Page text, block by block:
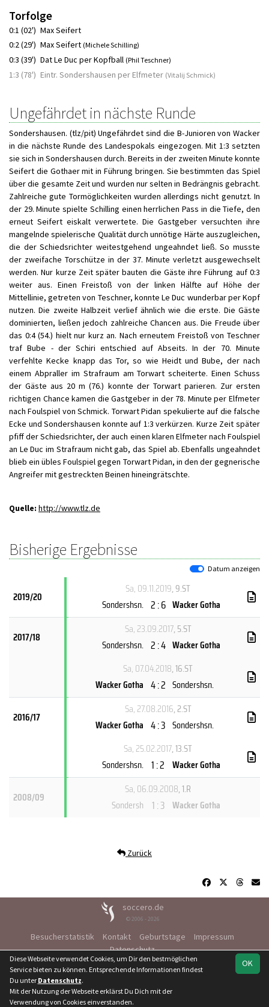
Team Landesliga
Torfolge
0:1 (02') Max Seifert
0:2 (29') Max Seifert (Michele Schilling)
0:3 (39') Dat Le Duc per Kopfball (Phil Teschner)
1:3 (78') Eintr. Sondershausen per Elfmeter (Vitalij Schmick)
Ungefährdet in nächste Runde
Sondershausen. (tlz/pit) Ungefährdet sind die B-Junioren von Wacker
in die nächste Runde des Landespokals eingezogen. Mit 1:3 setzten
sie sich in Sondershausen durch. Bereits in der zweiten Minute konnte
Seifert die Gothaer mit in Führung bringen. Sie bestimmten das Spiel
über die gesamte Zeit und wurden nur selten in Bedrängnis gebracht.
Zahlreiche gute Tormöglichkeiten wurden allerdings nicht genutzt. In
der 29. Minute spielte Schilling einen herrlichen Pass in die Tiefe, den
erneut Seifert eiskalt verwertete. Die Gastgeber versuchten ihre
mangelnde spielerische Qualität durch unnötige Härte auszugleichen,
die der Schiedsrichter weitestgehend ungeahndet ließ. So musste
der zweifache Torschütze in der 37. Minute verletzt ausgewechselt
werden. Nur kurze Zeit später bauten die Gäste ihre Führung auf 0:3
weiter aus. Einen Freistoß von der linken Hälfte auf Höhe der
Mittellinie, getreten von Teschner, konnte Le Duc wunderbar per Kopf
nutzen. Die zweite Halbzeit verlief ähnlich wie die erste. Die Gäste
dominierten, ließen jedoch zahlreiche Chancen aus. Die Freude über
das 0:4 (54.) hielt nur kurz an. Nach erneutem Freistoß von Teschner
traf Bube - der Schiri entschied auf Abseits. In der 70. Minute
verfehlte Kecke knapp das Tor, so wie Heidt und Bube, der nach
einem Abpraller im Strafraum am Torwart scheiterte. Einen Schuss
der Gäste aus 20 m (76.) konnte der Torwart parieren. Zur ersten
richtigen Chance kamen die Gastgeber in der 78. Minute per Elfmeter
nach Foulspiel von Schmick. Torwart Pidan spekulierte auf die falsche
Ecke und Sondershausen konnte auf 1:3 verkürzen. Kurze Zeit später
pfiff der Schiedsrichter, der auch einen klaren Elfmeter nach Foulspiel
an Le Duc im Strafraum nicht gab, das Spiel ab. Ebenfalls ungeahndet
blieb ein übles Foulspiel gegen Torwart Pidan, in den der gegnerische
Angreifer mit gestreckten Beinen hineingrätschte.
Quelle: http://www.tlz.de
Bisherige Ergebnisse
Datum anzeigen
2019/20
Sa, 09.11.2019, 9.ST
Sondershsn. 2 : 6 Wacker Gotha
2017/18
Sa, 23.09.2017, 5.ST
Sondershsn. 2 : 4 Wacker Gotha
Sa, 07.04.2018, 16.ST
Wacker Gotha 4 : 2 Sondershsn.
2016/17
Sa, 27.08.2016, 2.ST
Wacker Gotha 4 : 3 Sondershsn.
Sa, 25.02.2017, 13.ST
Sondershsn. 1 : 2 Wacker Gotha
2008/09
Sa, 06.09.2008, 1.R
Sondersh 1 : 3 Wacker Gotha
Zurück
soccero.de
© 2006 - 2026
Besucherstatistik Kontakt Geburtstage
Impressum
Datenschutz
OK
Diese Webseite verwendet Cookies, um Dir den bestmöglichen
Service bieten zu können. Entsprechende Informationen findest
Du unter Datenschutz.
Mit der Nutzung der Webseite erklärst Du Dich mit der
Verwendung von Cookies einverstanden.